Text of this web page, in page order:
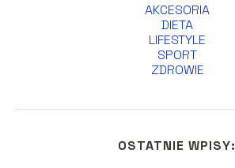
AKCESORIA
DIETA
LIFESTYLE
SPORT
ZDROWIE
OSTATNIE WPISY: